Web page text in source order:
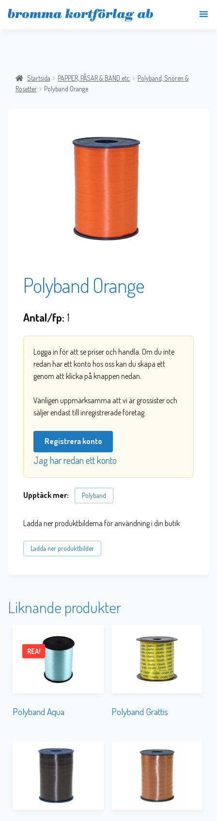
Startsida PAPPER, PÅSAR & BAND etc.
Polyband, Snören &
Rosetter
Polyband Orange
Polyband Orange
Antal/fp: 1
Logga in för att se priser och handla. Om du inte
redan har ett konto hos oss kan du skapa ett
genom att klicka på knappen nedan.
Vänligen uppmärksamma att vi är grossister och
säljer endast till inregistrerade företag.
Registrera konto
Jag har redan ett konto
Upptäck mer: Polyband
Ladda ner produktbilderna för användning i din butik
Ladda ner produktbilder
Liknande produkter
Polyband Aqua
REA!
Polyband Grattis